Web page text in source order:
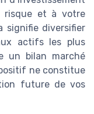
risque et à votre
signifie diversifier
actifs les plus
un bilan marché
ne constitue
future de vos